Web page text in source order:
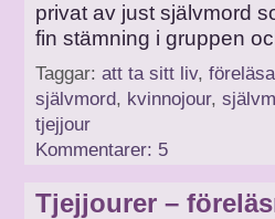
privat av just självmord
fin stämning i gruppen
Taggar: att ta sitt liv,
självmord, kvinnojour,
tjejjour
Kommentarer: 5
Tjejjourer –